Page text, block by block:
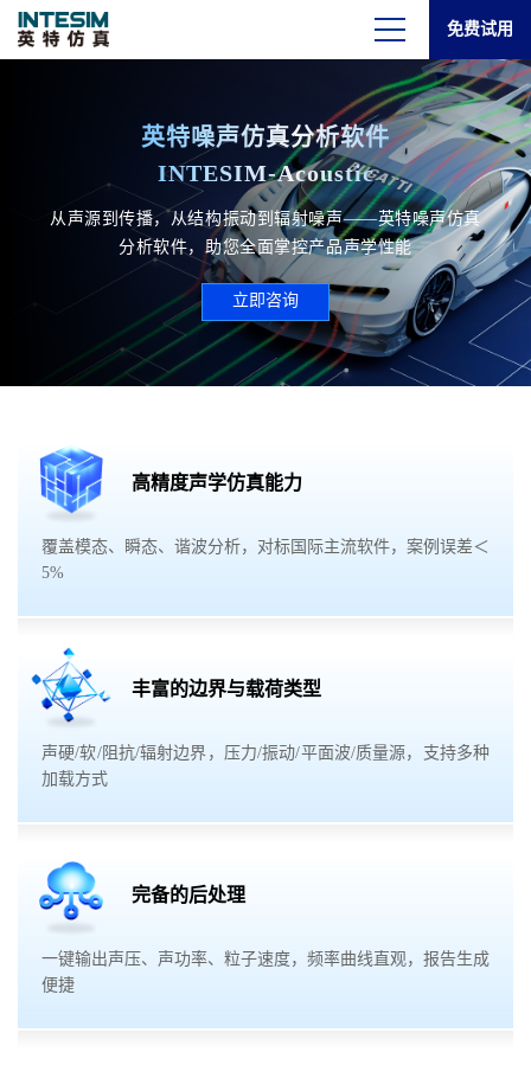
免费试用
英特噪声仿真分析软件
INTESIM-Acoustic
从声源到传播，从结构振动到辐射噪声——英特噪声仿真
分析软件，助您全面掌控产品声学性能
立即咨询
高精度声学仿真能力
覆盖模态、瞬态、谐波分析，对标国际主流软件，案例误差＜
5%
丰富的边界与载荷类型
声硬/软/阻抗/辐射边界，压力/振动/平面波/质量源，支持多种
加载方式
完备的后处理
一键输出声压、声功率、粒子速度，频率曲线直观，报告生成
便捷